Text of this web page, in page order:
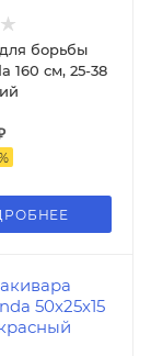
борьбы
160 см, 25-38